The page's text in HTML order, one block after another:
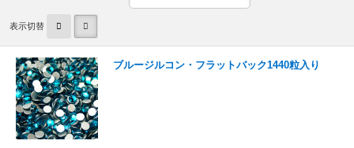
表示切替
ブルージルコン・フラットバック1440粒入り